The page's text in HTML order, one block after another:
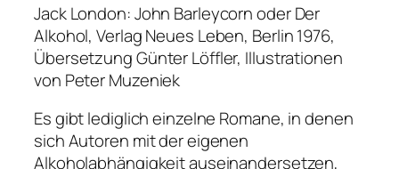
Jack London: John Barleycorn oder Der
Alkohol, Verlag Neues Leben, Berlin 1976,
Übersetzung Günter Löffler, Illustrationen
von Peter Muzeniek
Es gibt lediglich einzelne Romane, in denen
sich Autoren mit der eigenen
Alkoholabhängigkeit auseinandersetzen,